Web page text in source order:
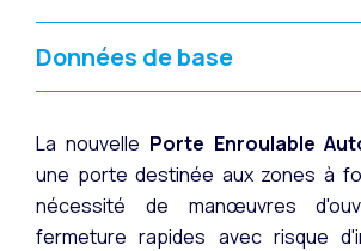
Données de base
La nouvelle Porte Enroulable
une porte destinée aux zones à
nécessité de manœuvres
fermeture rapides avec risque